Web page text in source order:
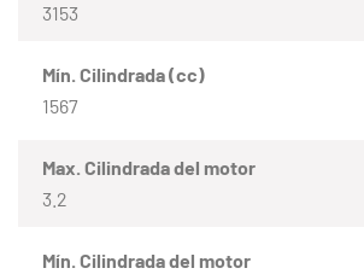
3153
Mín. Cilindrada (cc)
1567
Max. Cilindrada del motor
3.2
Mín. Cilindrada del motor